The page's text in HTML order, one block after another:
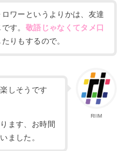
ロワーというよりかは、友達
す。 敬語じゃなくてタメ口
りもするので。
RIIM
しそうです
ます、お時間
ました。